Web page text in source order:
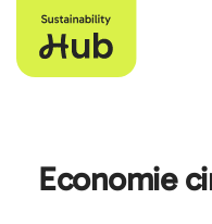
Economie